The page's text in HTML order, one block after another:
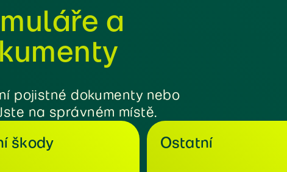
a
pojistné dokumenty nebo
na správném místě.
škody Ostatní